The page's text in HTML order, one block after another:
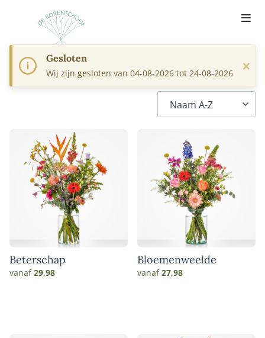
Beterschap
vanaf29,98
Bloemenweelde
vanaf27,98
Gesloten
Wij zijn gesloten van 04-08-2026 tot 24-08-2026 ×